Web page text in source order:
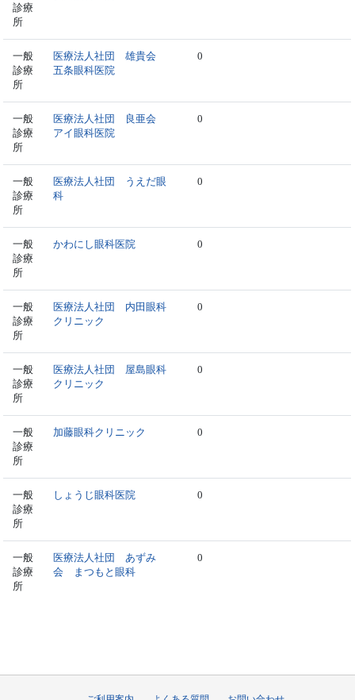
診療
所
一般
診療
所
医療法人社団 雄貴会
五条眼科医院
0
一般
診療
所
医療法人社団 良亜会
アイ眼科医院
0
一般
診療
所
医療法人社団 うえだ眼
科
0
一般
診療
所
かわにし眼科医院 0
一般
診療
所
医療法人社団 内田眼科
クリニック
0
一般
診療
所
医療法人社団 屋島眼科
クリニック
0
一般
診療
所
加藤眼科クリニック 0
一般
診療
所
しょうじ眼科医院 0
一般
診療
所
医療法人社団 あずみ
会 まつもと眼科
0